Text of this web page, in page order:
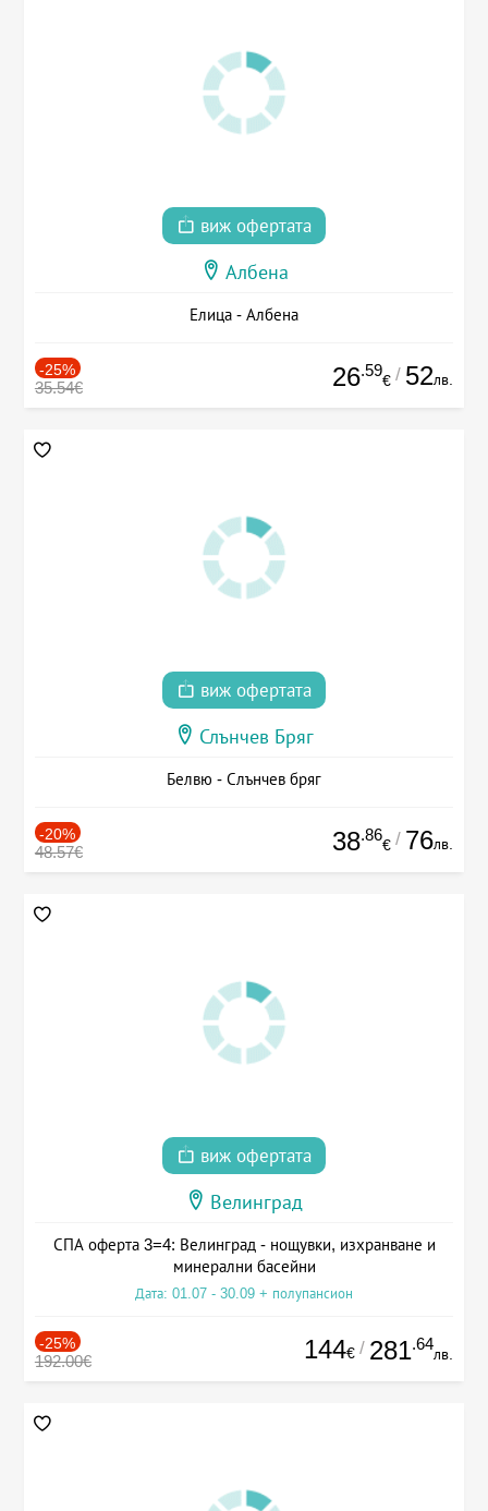
виж офертата
Албена
Елица - Албена
-25%
35.54€ 26.59
€ / 52лв.
виж офертата
Слънчев Бряг
Белвю - Слънчев бряг
-20%
48.57€ 38.86
€ / 76лв.
виж офертата
Велинград
СПА оферта 3=4: Велинград - нощувки, изхранване и
минерални басейни
Дата: 01.07 - 30.09 + полупансион
-25%
192.00€ 144€ / 281.64
лв.